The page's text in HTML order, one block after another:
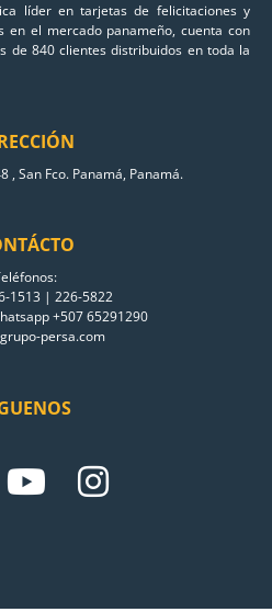
líder en tarjetas de felicitaciones y
en el mercado panameño, cuenta con
de 840 clientes distribuidos en toda la
, San Fco. Panamá, Panamá.
1513 | 226-5822
+507 65291290
persa.com